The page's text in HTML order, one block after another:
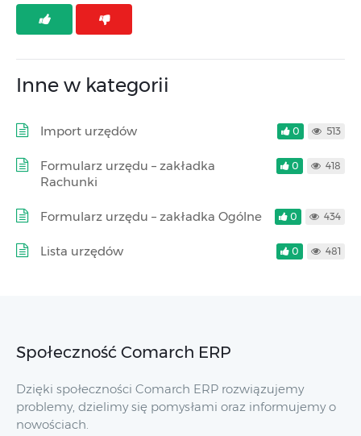
Inne w kategorii
Import urzędów 0 513
Formularz urzędu – zakładka
Rachunki
0 418
Formularz urzędu – zakładka Ogólne 0 434
Lista urzędów 0 481
Społeczność Comarch ERP
Dzięki społeczności Comarch ERP rozwiązujemy
problemy, dzielimy się pomysłami oraz informujemy o
nowościach.